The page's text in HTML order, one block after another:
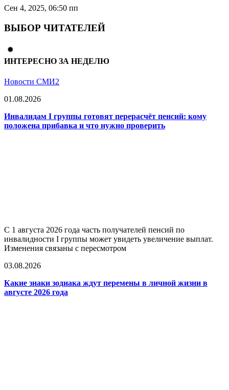
Сен 4, 2025, 06:50 пп
ВЫБОР ЧИТАТЕЛЕЙ
ИНТЕРЕСНО ЗА НЕДЕЛЮ
Новости СМИ2
01.08.2026
Инвалидам I группы готовят перерасчёт пенсий: кому
положена прибавка и что нужно проверить
С 1 августа 2026 года часть получателей пенсий по
инвалидности I группы может увидеть увеличение выплат.
Изменения связаны с пересмотром
03.08.2026
Какие знаки зодиака ждут перемены в личной жизни в
августе 2026 года